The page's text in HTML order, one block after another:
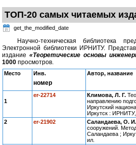
ТОП-20 самых читаемых
get_the_modified_date
Научно-техническая библиотека
Электронной библиотеки ИРНИТУ.
издание«Теоретические основы
1000 просмотров.
Место Инв.
номер
Автор, название
1
er-22714 Климова, Л. Г.
направлению
Иркутский
Иркутск :
2
er-21902 Саландаева, О. И.
сооружений.
Саландаева ;
ил.